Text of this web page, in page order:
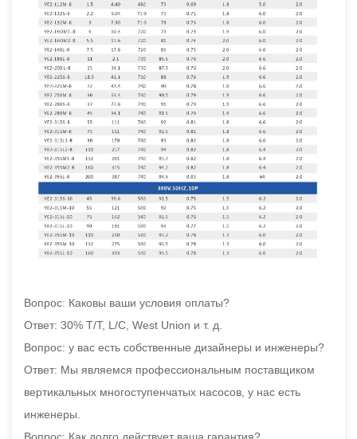
Вопрос: Каковы ваши условия оплаты?
Ответ: 30% T/T, L/C, West Union и т. д.
Вопрос: у вас есть собственные дизайнеры и инженеры?
Ответ: Мы являемся профессиональным поставщиком
вертикальных многоступенчатых насосов, у нас есть
инженеры.